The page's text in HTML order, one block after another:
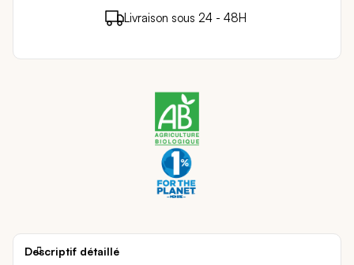
2 points de fidélité ( 0,04 € )
en achetant ce
Livraison sous 24 - 48H
Paiement sécurisé
Descriptif détaillé